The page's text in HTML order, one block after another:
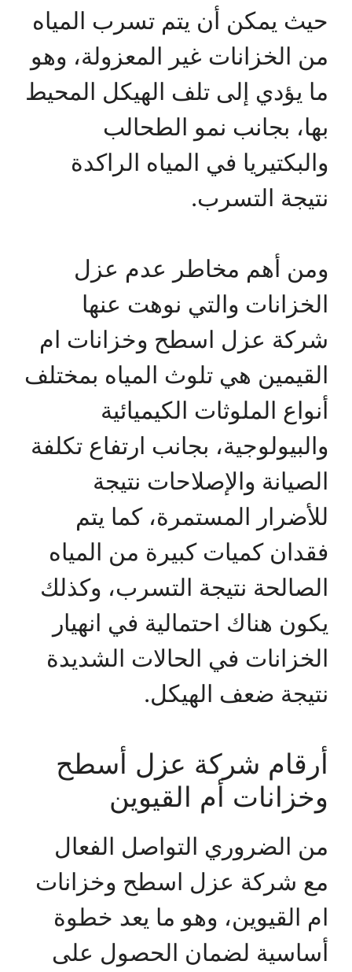
حيث يمكن أن يتم تسرب المياه
من الخزانات غير المعزولة، وهو
ما يؤدي إلى تلف الهيكل المحيط
بها، بجانب نمو الطحالب
والبكتيريا في المياه الراكدة
نتيجة التسرب.
ومن أهم مخاطر عدم عزل
الخزانات والتي نوهت عنها
شركة عزل اسطح وخزانات ام
القيمين هي تلوث المياه بمختلف
أنواع الملوثات الكيميائية
والبيولوجية، بجانب ارتفاع تكلفة
الصيانة والإصلاحات نتيجة
للأضرار المستمرة، كما يتم
فقدان كميات كبيرة من المياه
الصالحة نتيجة التسرب، وكذلك
يكون هناك احتمالية في انهيار
الخزانات في الحالات الشديدة
نتيجة ضعف الهيكل.
أرقام شركة عزل أسطح
وخزانات أم القيوين
من الضروري التواصل الفعال
مع شركة عزل اسطح وخزانات
ام القيوين، وهو ما يعد خطوة
أساسية لضمان الحصول على